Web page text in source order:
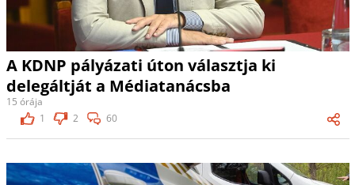
A KDNP pályázati úton választja ki
delegáltját a Médiatanácsba
15 órája
1
2 60